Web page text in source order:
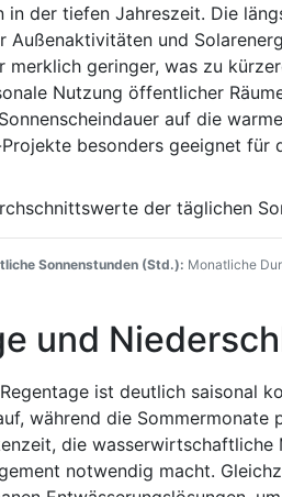
in der tiefen Jahreszeit. Die
Außenaktivitäten und
merklich geringer, was zu
Nutzung öffentlicher
auf die
besonders geeignet für
Sonnenstunden (Std.): Monatliche
und
ist deutlich saisonal
während die
die wasserwirtschaftliche
notwendig macht.